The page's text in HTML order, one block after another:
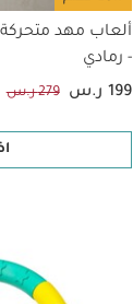
ألعاب مهد
- رمادي
199 ر.س
279 ر.س